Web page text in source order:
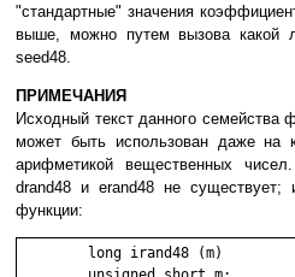
"стандартные" значения
выше, можно путем вызова какой
seed48.
ПРИМЕЧАНИЯ
Исходный текст данного семейства
может быть использован даже на
арифметикой вещественных
drand48 и erand48 не
функции: